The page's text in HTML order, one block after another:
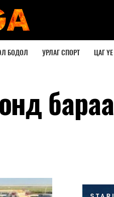
БОДОЛ УРЛАГ СПОРТ ЦАГ ҮЕ
бараа